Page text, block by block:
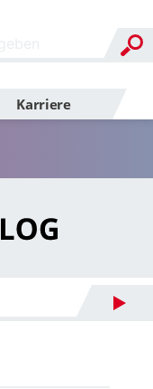
Karriere